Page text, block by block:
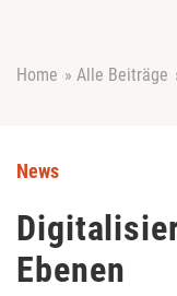
Home » Alle Beiträge
News
Ebenen